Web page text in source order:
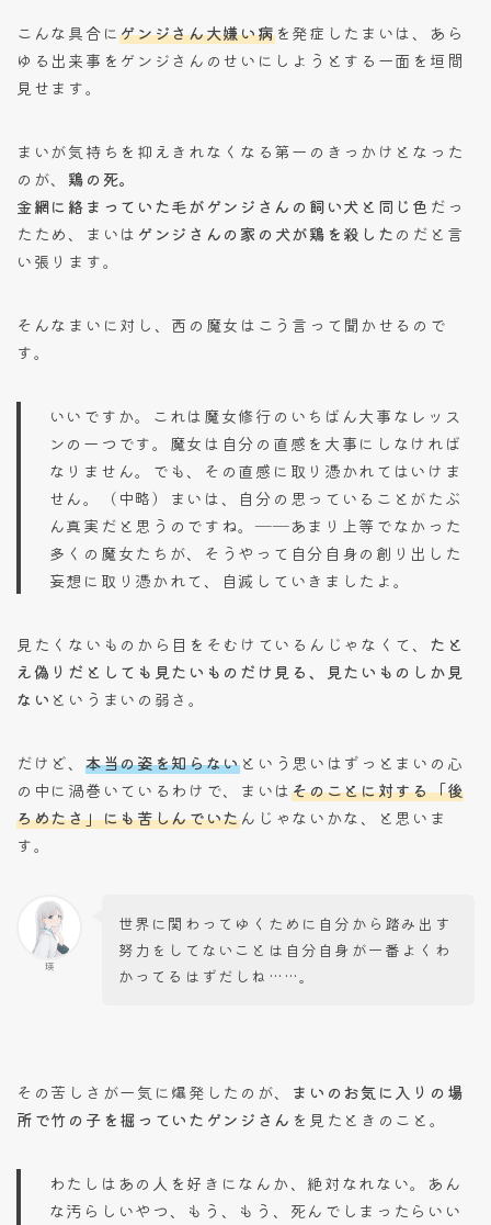
こんな具合にゲンジさん大嫌い病を発症したまいは、あら
ゆる出来事をゲンジさんのせいにしようとする一面を垣間
見せます。
まいが気持ちを抑えきれなくなる第一のきっかけとなった
のが、 鶏の死。
金網に絡まっていた毛がゲンジさんの飼い犬と同じ色 だっ
たため、まいは ゲンジさんの家の犬が鶏を殺したのだと言
い張ります。
そんなまいに対し、西の魔女はこう言って聞かせるので
す。
いいですか。これは魔女修行のいちばん大事なレッス
ンの一つです。魔女は自分の直感を大事にしなければ
なりません。でも、その直感に取り憑かれてはいけま
せん。（中略）まいは、自分の思っていることがたぶ
ん真実だと思うのですね。――あまり上等でなかった
多くの魔女たちが、そうやって自分自身の創り出した
妄想に取り憑かれて、自滅していきましたよ。
見たくないものから目をそむけているんじゃなくて、 たと
え偽りだとしても見たいものだけ見る、見たいものしか見
ない というまいの弱さ。
だけど、 本当の姿を知らないという思いはずっとまいの心
の中に渦巻いているわけで、まいはそのことに対する「後
ろめたさ」にも苦しんでいたんじゃないかな、と思いま
す。
瑛
世界に関わってゆくために自分から踏み出す
努力をしてないことは自分自身が一番よくわ
かってるはずだしね……。
その苦しさが一気に爆発したのが、 まいのお気に入りの場
所で竹の子を掘っていたゲンジさん を見たときのこと。
わたしはあの人を好きになんか、絶対なれない。あん
な汚らしいやつ、もう、もう、死んでしまったらいい